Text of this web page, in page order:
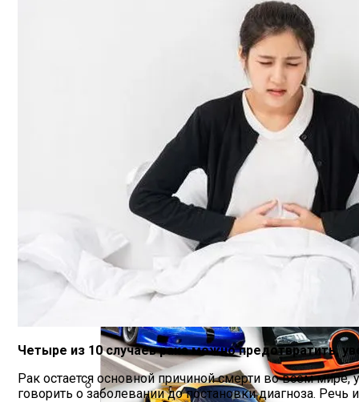
Назван Главный Принцип Здорового
Врачи Рассказали О Невероятной
Симоненко Пытается Снять Запрет На
«Аватар» Вдохновил Mercedes-Benz На
Четыре из 10 случаев рака можно предотвратить,
Рак остается основной причиной смерти во всем
говорить о заболевании до постановки диагноза.